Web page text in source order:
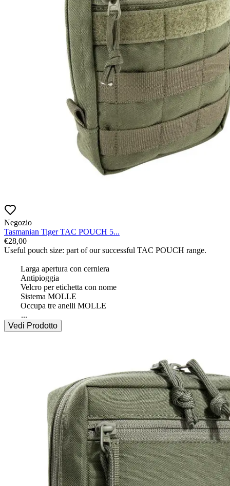
Negozio
Tasmanian Tiger TAC POUCH 5...
€28,00
Useful pouch size: part of our successful TAC POUCH range.
...
Vedi Prodotto